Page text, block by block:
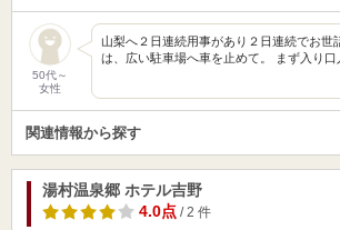
50代～
女性
山梨へ２日連続用事があり２日連続でお世
は、広い駐車場へ車を止めて。 まず入り
関連情報から探す
湯村温泉郷 ホテル吉野
4.0点/ 2 件